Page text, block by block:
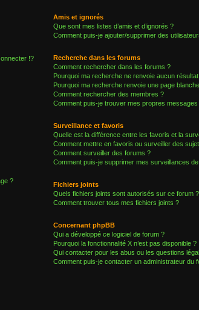
!?
?
Amis et ignorés
Que sont mes listes d’amis et d’ignorés ?
Comment puis-je ajouter/supprimer des
Recherche dans les forums
Comment rechercher dans les forums ?
Pourquoi ma recherche ne renvoie aucun
Pourquoi ma recherche renvoie une page
Comment rechercher des membres ?
Comment puis-je trouver mes propres
Surveillance et favoris
Quelle est la différence entre les favoris et la
Comment mettre en favoris ou surveiller des
Comment surveiller des forums ?
Comment puis-je supprimer mes surveillances
Fichiers joints
Quels fichiers joints sont autorisés sur ce forum ?
Comment trouver tous mes fichiers joints ?
Concernant phpBB
Qui a développé ce logiciel de forum ?
Pourquoi la fonctionnalité X n’est pas disponible ?
Qui contacter pour les abus ou les questions
Comment puis-je contacter un administrateur du